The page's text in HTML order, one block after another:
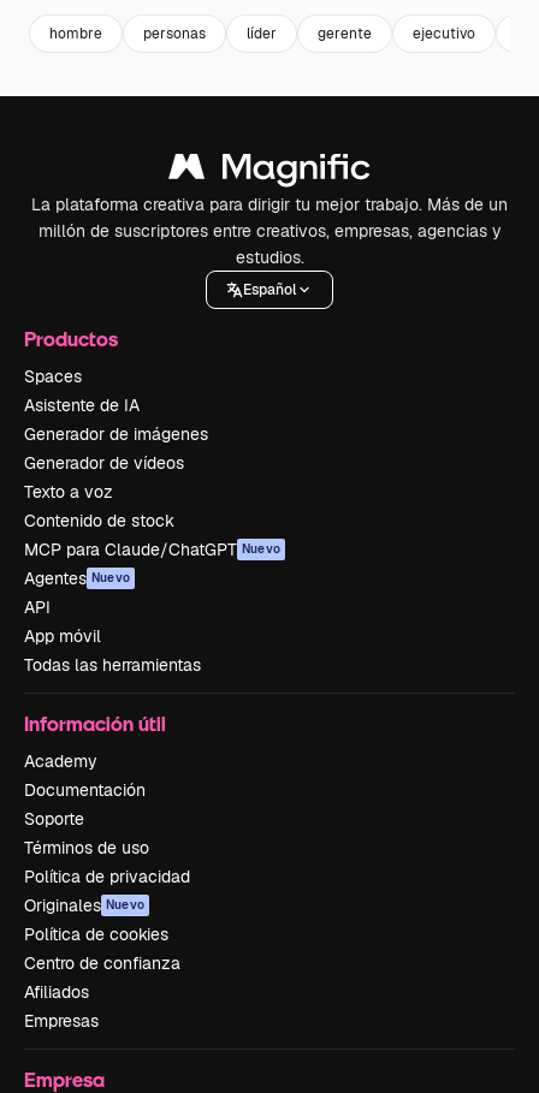
hombre personas líder gerente ejecutivo
La plataforma creativa para dirigir tu mejor trabajo. Más de un
millón de suscriptores entre creativos, empresas, agencias y
estudios.
Español
Productos
Spaces
Asistente de IA
Generador de imágenes
Generador de vídeos
Texto a voz
Contenido de stock
MCP para Claude/ChatGPT Nuevo
Agentes Nuevo
API
App móvil
Todas las herramientas
Información útil
Academy
Documentación
Soporte
Términos de uso
Política de privacidad
Originales Nuevo
Política de cookies
Centro de confianza
Afiliados
Empresas
Empresa